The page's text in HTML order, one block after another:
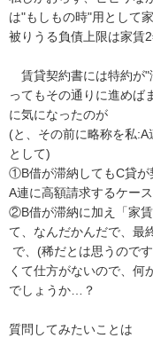
は"もしもの時"用として
被りうる負債上限は家賃2
賃貸契約書には特約が"
ってもその通りに進めば
に気になったのが
(と、その前に略称を私
として)
①B借が滞納してもC貸が
A連に高額請求するケース
②B借が滞納に加え「家
て、なんだかんだで、最
くて仕方がないので、何
でしょうか…？
質問してみたいことは